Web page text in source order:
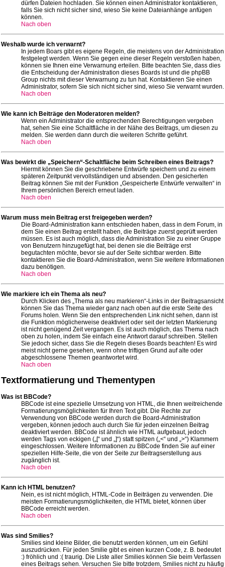
dürfen Dateien hochladen. Sie können einen Administrator kontaktieren,
falls Sie sich nicht sicher sind, wieso Sie keine Dateianhänge anfügen
können.
Nach oben
Weshalb wurde ich verwarnt?
In jedem Boars gibt es eigene Regeln, die meistens von der Administration
festgelegt werden. Wenn Sie gegen eine dieser Regeln verstoßen haben,
können sie Ihnen eine Verwarnung erteilen. Bitte beachten Sie, dass dies
die Entscheidung der Administration dieses Boards ist und die phpBB
Group nichts mit dieser Verwarnung zu tun hat. Kontaktieren Sie einen
Administrator, sofern Sie sich nicht sicher sind, wieso Sie verwarnt wurden.
Nach oben
Wie kann ich Beiträge den Moderatoren melden?
Wenn ein Administrator die entsprechenden Berechtigungen vergeben
hat, sehen Sie eine Schaltfläche in der Nähe des Beitrags, um diesen zu
melden. Sie werden dann durch die weiteren Schritte geführt.
Nach oben
Was bewirkt die „Speichern“-Schaltfläche beim Schreiben eines Beitrags?
Hiermit können Sie die geschriebene Entwürfe speichern und zu einem
späteren Zeitpunkt vervollständigen und absenden. Den gesicherten
Beitrag können Sie mit der Funktion „Gespeicherte Entwürfe verwalten“ in
Ihrem persönlichen Bereich erneut laden.
Nach oben
Warum muss mein Beitrag erst freigegeben werden?
Die Board-Administration kann entschieden haben, dass in dem Forum, in
dem Sie einen Beitrag erstellt haben, die Beiträge zuerst geprüft werden
müssen. Es ist auch möglich, dass die Administration Sie zu einer Gruppe
von Benutzern hinzugefügt hat, bei denen sie die Beiträge erst
begutachten möchte, bevor sie auf der Seite sichtbar werden. Bitte
kontaktieren Sie die Board-Administration, wenn Sie weitere Informationen
dazu benötigen.
Nach oben
Wie markiere ich ein Thema als neu?
Durch Klicken des „Thema als neu markieren“-Links in der Beitragsansicht
können Sie das Thema wieder ganz nach oben auf die erste Seite des
Forums holen. Wenn Sie den entsprechenden Link nicht sehen, dann ist
die Funktion möglicherweise deaktiviert oder seit der letzten Markierung
ist nicht genügend Zeit vergangen. Es ist auch möglich, das Thema nach
oben zu holen, indem Sie einfach eine Antwort darauf schreiben. Stellen
Sie jedoch sicher, dass Sie die Regeln dieses Boards beachten! Es wird
meist nicht gerne gesehen, wenn ohne triftigen Grund auf alte oder
abgeschlossene Themen geantwortet wird.
Nach oben
Textformatierung und Thementypen
Was ist BBCode?
BBCode ist eine spezielle Umsetzung von HTML, die Ihnen weitreichende
Formatierungsmöglichkeiten für Ihren Text gibt. Die Rechte zur
Verwendung von BBCode werden durch die Board-Administration
vergeben, können jedoch auch durch Sie für jeden einzelnen Beitrag
deaktiviert werden. BBCode ist ähnlich wie HTML aufgebaut, jedoch
werden Tags von eckigen („[“ und „]“) statt spitzen („<“ und „>“) Klammern
eingeschlossen. Weitere Informationen zu BBCode finden Sie auf einer
speziellen Hilfe-Seite, die von der Seite zur Beitragserstellung aus
zugänglich ist.
Nach oben
Kann ich HTML benutzen?
Nein, es ist nicht möglich, HTML-Code in Beiträgen zu verwenden. Die
meisten Formatierungsmöglichkeiten, die HTML bietet, können über
BBCode erreicht werden.
Nach oben
Was sind Smilies?
Smilies sind kleine Bilder, die benutzt werden können, um ein Gefühl
auszudrücken. Für jeden Smilie gibt es einen kurzen Code, z. B. bedeutet
:) fröhlich und :( traurig. Die Liste aller Smilies können Sie beim Verfassen
eines Beitrags sehen. Versuchen Sie bitte trotzdem, Smilies nicht zu häufig